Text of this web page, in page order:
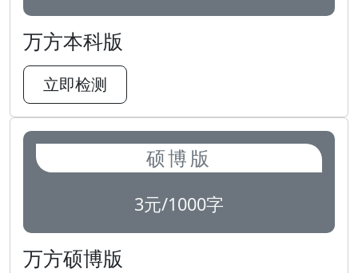
万方本科版
立即检测
硕博版
3元/1000字
万方硕博版